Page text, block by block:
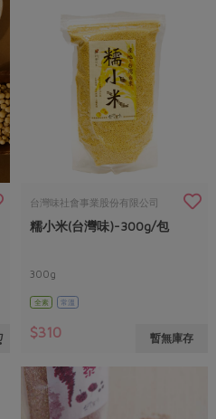
台灣味社會事業股份有限公司
糯小米(台灣味)-300g/包
300g
全素 常溫
$310 暫無庫存